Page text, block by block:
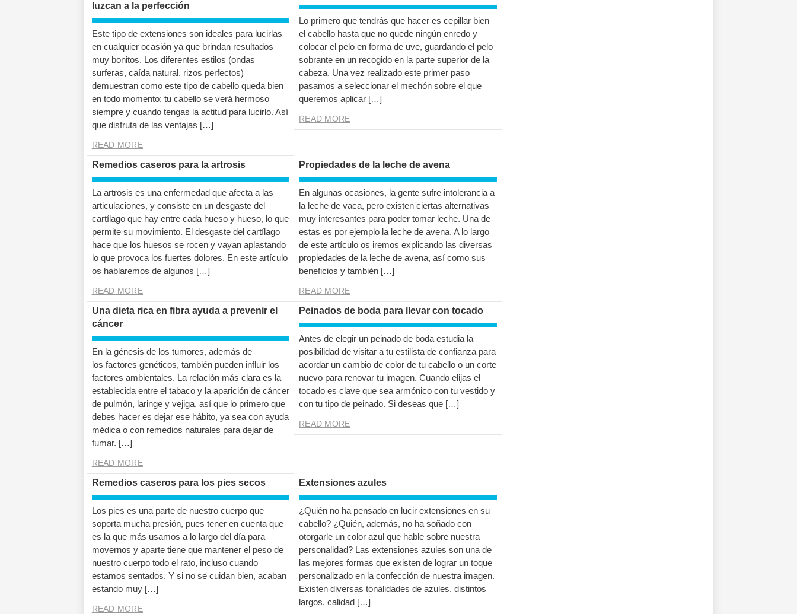
luzcan a la perfección
Este tipo de extensiones son ideales para lucirlas
en cualquier ocasión ya que brindan resultados
muy bonitos. Los diferentes estilos (ondas
surferas, caída natural, rizos perfectos)
demuestran como este tipo de cabello queda bien
en todo momento; tu cabello se verá hermoso
siempre y cuando tengas la actitud para lucirlo. Así
que disfruta de las ventajas […]
READ MORE
Lo primero que tendrás que hacer es cepillar bien
el cabello hasta que no quede ningún enredo y
colocar el pelo en forma de uve, guardando el pelo
sobrante en un recogido en la parte superior de la
cabeza. Una vez realizado este primer paso
pasamos a seleccionar el mechón sobre el que
queremos aplicar […]
READ MORE
Remedios caseros para la artrosis
La artrosis es una enfermedad que afecta a las
articulaciones, y consiste en un desgaste del
cartílago que hay entre cada hueso y hueso, lo que
permite su movimiento. El desgaste del cartílago
hace que los huesos se rocen y vayan aplastando
lo que provoca los fuertes dolores. En este artículo
os hablaremos de algunos […]
READ MORE
Propiedades de la leche de avena
En algunas ocasiones, la gente sufre intolerancia a
la leche de vaca, pero existen ciertas alternativas
muy interesantes para poder tomar leche. Una de
estas es por ejemplo la leche de avena. A lo largo
de este artículo os iremos explicando las diversas
propiedades de la leche de avena, así como sus
beneficios y también […]
READ MORE
Una dieta rica en fibra ayuda a prevenir el
cáncer
En la génesis de los tumores, además de
los factores genéticos, también pueden influir los
factores ambientales. La relación más clara es la
establecida entre el tabaco y la aparición de cáncer
de pulmón, laringe y vejiga, así que lo primero que
debes hacer es dejar ese hábito, ya sea con ayuda
médica o con remedios naturales para dejar de
fumar. […]
READ MORE
Peinados de boda para llevar con tocado
Antes de elegir un peinado de boda estudia la
posibilidad de visitar a tu estilista de confianza para
acordar un cambio de color de tu cabello o un corte
nuevo para renovar tu imagen. Cuando elijas el
tocado es clave que sea armónico con tu vestido y
con tu tipo de peinado. Si deseas que […]
READ MORE
Remedios caseros para los pies secos
Los pies es una parte de nuestro cuerpo que
soporta mucha presión, pues tener en cuenta que
es la que más usamos a lo largo del día para
movernos y aparte tiene que mantener el peso de
nuestro cuerpo todo el rato, incluso cuando
estamos sentados. Y si no se cuidan bien, acaban
estando muy […]
READ MORE
Extensiones azules
¿Quién no ha pensado en lucir extensiones en su
cabello? ¿Quién, además, no ha soñado con
otorgarle un color azul que hable sobre nuestra
personalidad? Las extensiones azules son una de
las mejores formas que existen de lograr un toque
personalizado en la confección de nuestra imagen.
Existen diversas tonalidades de azules, distintos
largos, calidad […]